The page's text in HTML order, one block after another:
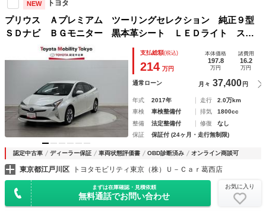
NEW トヨタ
プリウス Ａプレミアム ツーリングセレクション 純正９型
ＳＤナビ ＢＧモニター 黒本革シート ＬＥＤライト スマ
ートキー クリアランスソナー ＨＵＤ シートヒーター 寒
冷地仕様車 フルセグＴＶ ＰＣＳ 運転席パワーシート １
支払総額(税込)
214 万円
本体価格
197.8
万円
諸費用
16.2
万円
通常ローン 月々 37,400 円
年式 2017年 走行
2.0万km
車検
車検整備付 排気
1800cc
整備
法定整備付 修復
なし
保証
保証付 (24ヶ月・走行無制限)
認定中古車 ディーラー保証 車両状態評価書 OBD診断済み オンライン商談可
東京都江戸川区 トヨタモビリティ東京（株）Ｕ－Ｃａｒ葛西店
まずは在庫確認・見積依頼
無料通話でお問い合わせ
お気に入り